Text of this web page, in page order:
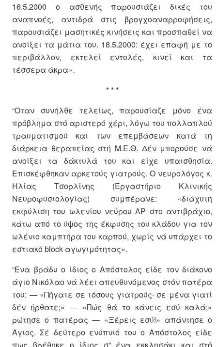
16.5.2000 ο ασθενής παρουσιάζει δικές του
αναπνοές, αντιδρά στις βρογχοαναρροφήσεις,
παρουσιάζει μασητικές κινήσεις και προσπαθεί να
ανοίξει τα μάτια του. 18.5.2000: έχει επαφή με το
περιβάλλον, εκτελεί εντολές, κινεί και τα
τέσσερα άκρα».
* * *
“Οταν συνήλθε τελείως, παρουσίαζε μόνο ένα
πρόβλημα στό αριστερό χέρι, λόγω του πολλαπλού
τραυματισμού και των επεμβάσεων κατά τη
διάρκεια θεραπείας στή Μ.Ε.Θ. Δέν μπορούσε νά
ανοίξει τα δάκτυλά του και είχε υπαισθησία.
Επισκέφθηκαν αρκετούς γιατρούς. Ο νευρολόγος κ.
Ηλίας Τσορλίνης (Εργαστήριο Κλινικής
Νευροφυσιολογίας) συμπέρανε: «διάχυτη
εκφύλιση του ωλενίου νεύρου ΑΡ στο αντιβράχιο,
κάτω από το ύψος της έκφυσης του κλάδου για τον
ωλένιο καμπτήρα του καρπού, χωρίς νά υπάρχει το
εστιακό block αγωγιμότητας».
“Ενα βράδυ ο ίδιος ο Απόστολος είδε τον διάκονο
άγιο Νικόλαο νά λέει απευθυνόμενος στόν πατέρα
του: — «Πήγατε σε τόσους γιατρούς· σε μένα γιατί
δέν ήρθατε;» — «Πώς θά το κάνεις εσύ καλά;»
ρώτησε ο πατέρας — «Ξέρεις εσύ!» απάντησε ο
Άγιος. Σέ δεύτερο ενύπνιό του ο Απόστολος είδε